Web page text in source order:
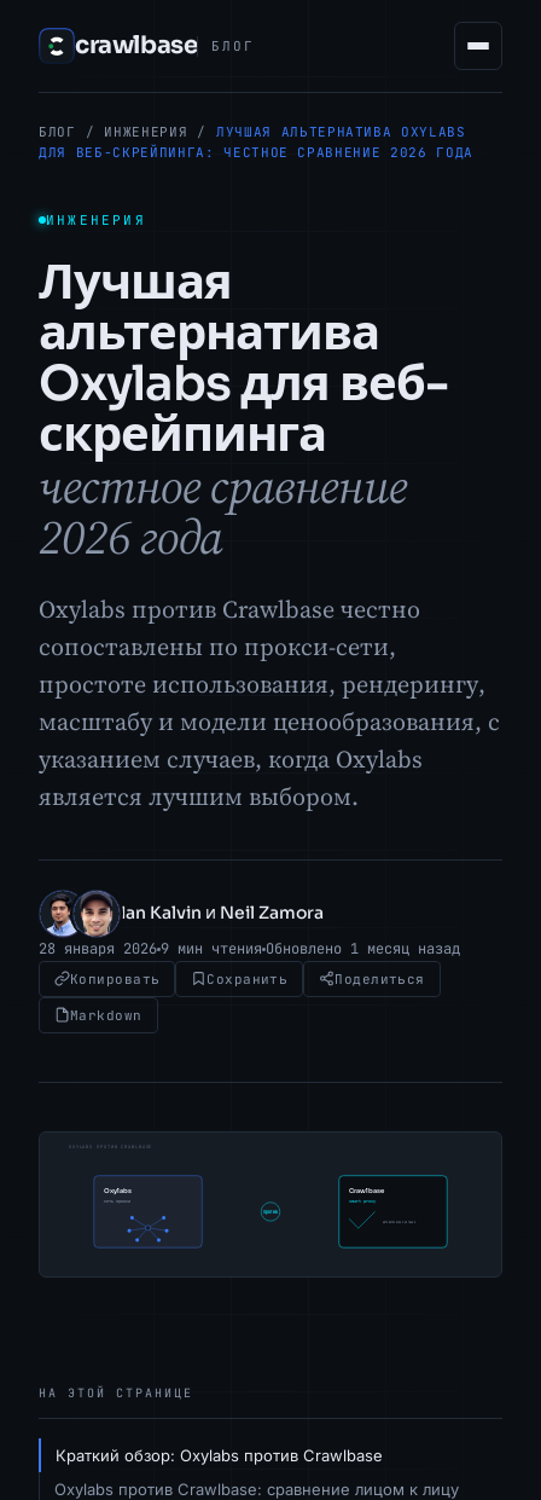
crawlbase БЛОГ
БЛОГ / ИНЖЕНЕРИЯ /
ЛУЧШАЯ АЛЬТЕРНАТИВА OXYLABS
ДЛЯ ВЕБ-СКРЕЙПИНГА: ЧЕСТНОЕ СРАВНЕНИЕ 2026 ГОДА
ИНЖЕНЕРИЯ
Лучшая
альтернатива
Oxylabs для веб-
скрейпинга
честное сравнение
2026 года
Oxylabs против Crawlbase честно
сопоставлены по прокси-сети,
простоте использования, рендерингу,
масштабу и модели ценообразования, с
указанием случаев, когда Oxylabs
является лучшим выбором.
IK NZ Ian Kalvin и Neil Zamora
28 января 2026 9 мин чтения Обновлено 1 месяц назад
Копировать Сохранить Поделиться
Markdown
НА ЭТОЙ СТРАНИЦЕ
Краткий обзор: Oxylabs против Crawlbase
Oxylabs против Crawlbase: сравнение лицом к лицу